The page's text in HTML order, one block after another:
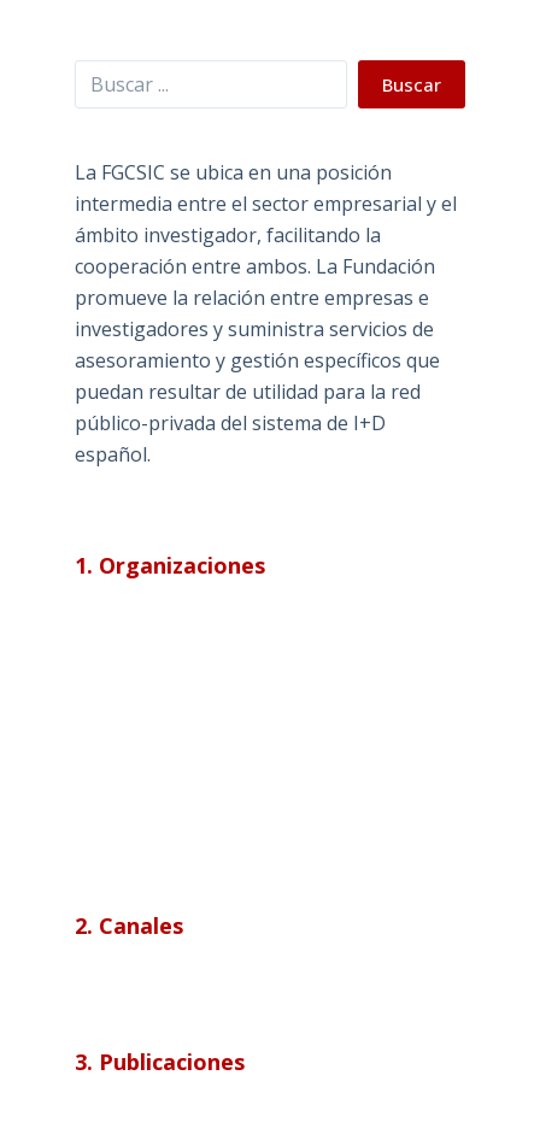
Buscar Buscar
La FGCSIC se ubica en una posición
intermedia entre el sector empresarial y el
ámbito investigador, facilitando la
cooperación entre ambos. La Fundación
promueve la relación entre empresas e
investigadores y suministra servicios de
asesoramiento y gestión específicos que
puedan resultar de utilidad para la red
público-privada del sistema de I+D
español.
1. Organizaciones
2. Canales
3. Publicaciones